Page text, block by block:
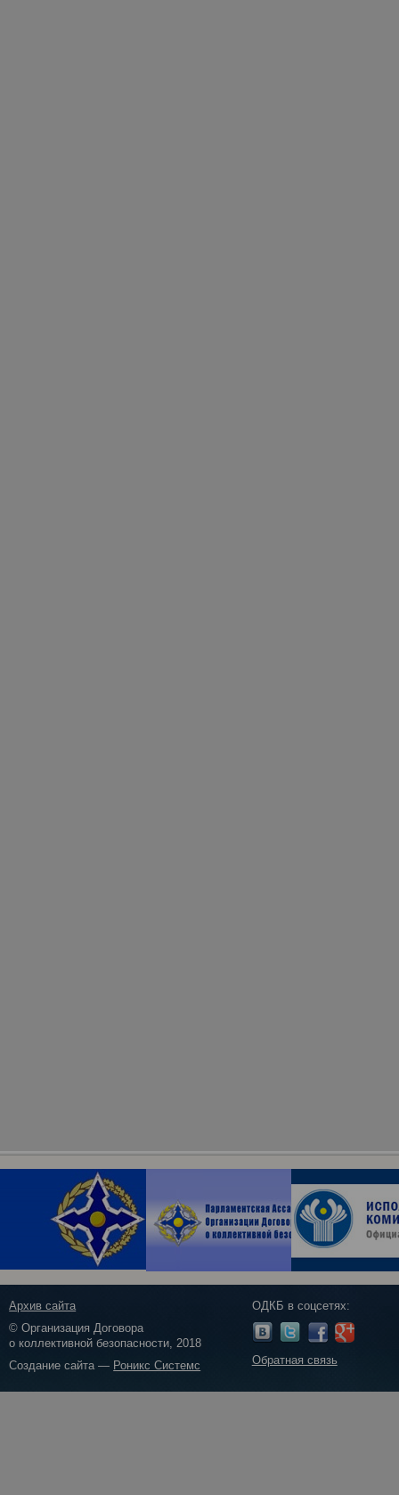
Архив сайта
© Организация Договора
о коллективной безопасности, 2018
Создание сайта — Роникс Системс
ОДКБ в соцсетях:
Обратная связь